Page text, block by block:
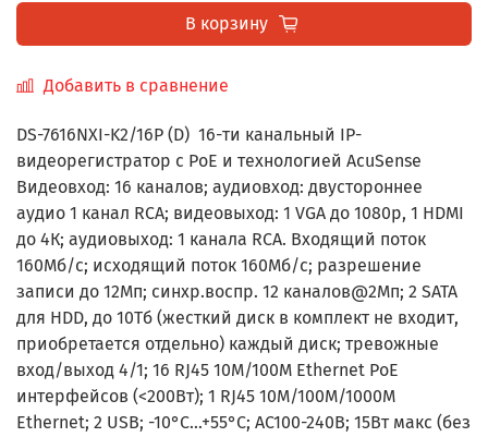
В корзину
Добавить в сравнение
DS-7616NXI-K2/16P (D) 16-ти канальный IP-
видеорегистратор с PoE и технологией AcuSense
Видеовход: 16 каналов; аудиовход: двустороннее
аудио 1 канал RCA; видеовыход: 1 VGA до 1080p, 1 HDMI
до 4К; аудиовыход: 1 канала RCA. Входящий поток
160Мб/с; исходящий поток 160Мб/с; разрешение
записи до 12Мп; синхр.воспр. 12 каналов@2Мп; 2 SATA
для HDD, до 10Тб (жесткий диск в комплект не входит,
приобретается отдельно) каждый диск; тревожные
вход/выход 4/1; 16 RJ45 10M/100M Ethernet PoE
интерфейсов (<200Вт); 1 RJ45 10M/100M/1000M
Ethernet; 2 USB; -10°C...+55°C; АC100-240В; 15Вт макс (без